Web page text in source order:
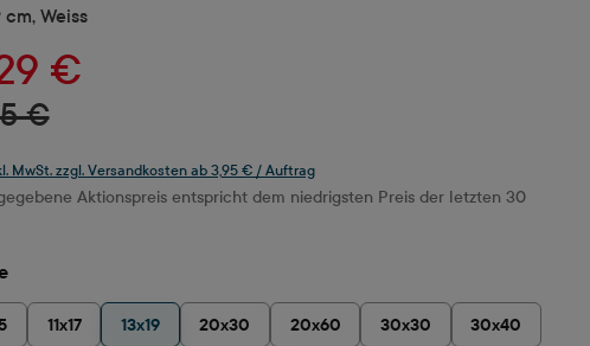
cm, Weiss
€
€
MwSt. zzgl. Versandkosten ab 3,95 € / Auftrag
Aktionspreis entspricht dem niedrigsten Preis der letzten 30
auswählen
11x17 13x19 20x30 20x60 30x30 30x40